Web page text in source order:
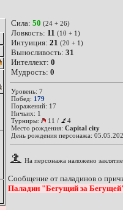
Сила: 50 (24 + 26)
Ловкость: 11 (10 + 1)
Интуиция: 21 (20 + 1)
Выносливость: 31
Интеллект: 0
Мудрость: 0
Уровень: 7
Побед: 179
Поражений: 17
Ничьих: 1
Турниры:
11 /
4
Место рождения: Capital city
День рождения персонажа:
На персонажа наложено
Сообщение от паладинов о
Паладин "Бегущий за